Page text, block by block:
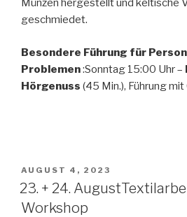
Münzen hergestellt und keltische
geschmiedet.
Besondere Führung für
Problemen:Sonntag 15:00 Uhr –
Hörgenuss (45 Min.), Führung mit
AUGUST 4, 2023
23. + 24.
Workshop